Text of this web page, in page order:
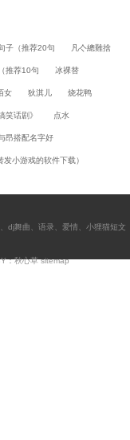
子（推荐20句 凡亽總難捨
推荐10句 冰裸替
女 狄淇儿 烧花鸭
笑话剧》 点水
昂搭配名字好
小游戏的软件下载）
dj舞曲 语录 爱情
小狸猫短文
：秋心草sitemap